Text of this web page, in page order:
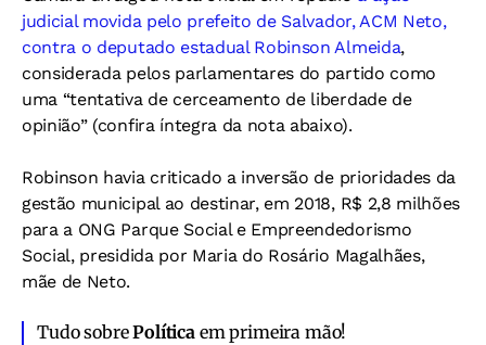
judicial movida pelo prefeito de Salvador, ACM Neto,
contra o deputado estadual Robinson Almeida,
considerada pelos parlamentares do partido como
uma “tentativa de cerceamento de liberdade de
opinião” (confira íntegra da nota abaixo).
Robinson havia criticado a inversão de prioridades da
gestão municipal ao destinar, em 2018, R$ 2,8 milhões
para a ONG Parque Social e Empreendedorismo
Social, presidida por Maria do Rosário Magalhães,
mãe de Neto.
Tudo sobrePolíticaem primeira mão!